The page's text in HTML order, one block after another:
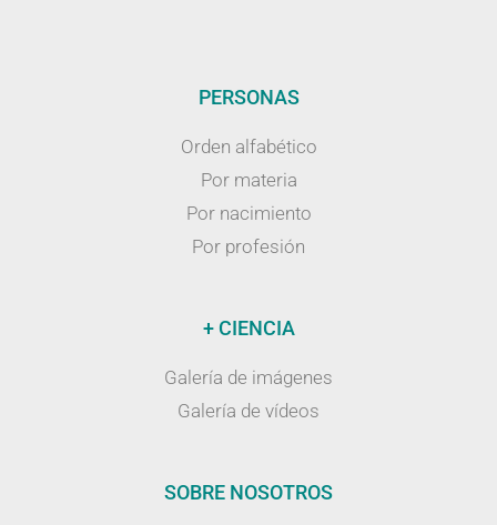
PERSONAS
Orden alfabético
Por materia
Por nacimiento
Por profesión
+ CIENCIA
Galería de imágenes
Galería de vídeos
SOBRE NOSOTROS